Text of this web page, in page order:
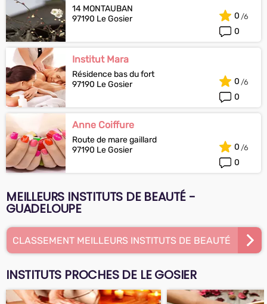
14 MONTAUBAN
97190 Le Gosier
0
0
Institut Mara
Résidence bas du fort
97190 Le Gosier
0
0
Anne Coiffure
Route de mare gaillard
97190 Le Gosier
0
0
MEILLEURS INSTITUTS DE BEAUTÉ -
GUADELOUPE
CLASSEMENT MEILLEURS INSTITUTS DE BEAUTÉ
INSTITUTS PROCHES DE LE GOSIER